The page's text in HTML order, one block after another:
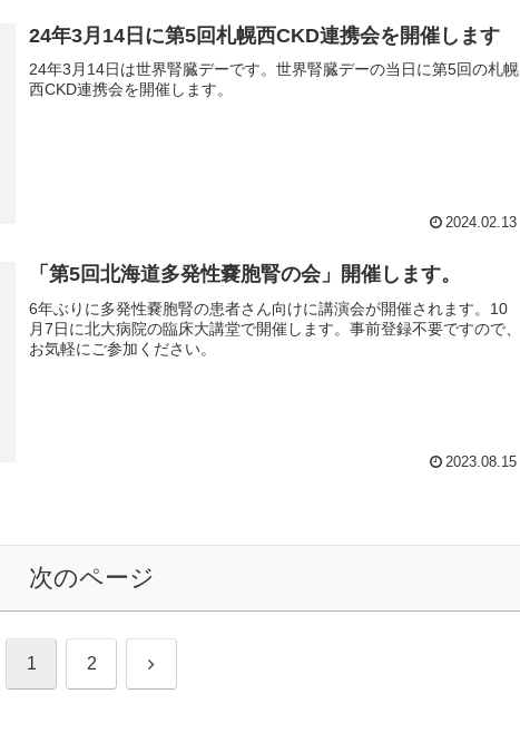
24年3月14日に第5回札幌西CKD連携会を開催します
24年3月14日は世界腎臓デーです。世界腎臓デーの当日に第5回の札幌
西CKD連携会を開催します。
2024.02.13
「第5回北海道多発性嚢胞腎の会」開催します。
6年ぶりに多発性嚢胞腎の患者さん向けに講演会が開催されます。10
月7日に北大病院の臨床大講堂で開催します。事前登録不要ですので、
お気軽にご参加ください。
2023.08.15
次のページ
1 2 次